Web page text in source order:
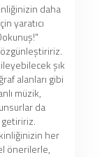
daha
yaratıcı
şık
alanları gibi
müzik,
da
getiririz.
her
önerilerle,